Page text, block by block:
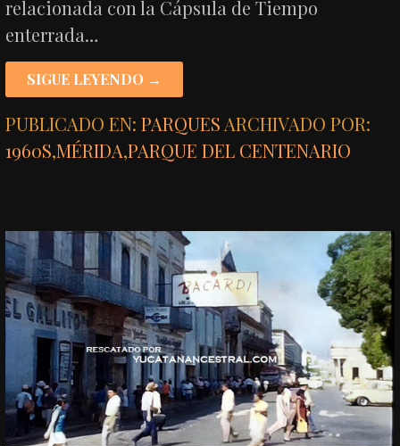
relacionada con la Cápsula de Tiempo
enterrada…
SIGUE LEYENDO →
PUBLICADO EN:PARQUESARCHIVADO POR:
1960S,MÉRIDA,PARQUE DEL CENTENARIO